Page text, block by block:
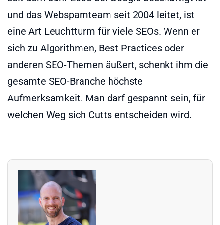
und das Webspamteam seit 2004 leitet, ist
eine Art Leuchtturm für viele SEOs. Wenn er
sich zu Algorithmen, Best Practices oder
anderen SEO-Themen äußert, schenkt ihm die
gesamte SEO-Branche höchste
Aufmerksamkeit. Man darf gespannt sein, für
welchen Weg sich Cutts entscheiden wird.